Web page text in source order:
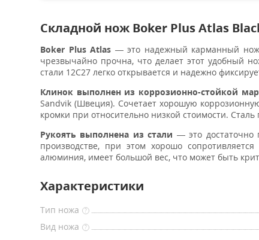
Складной нож Boker Plus Atlas
Boker Plus Atlas — это надежный карманный нож
чрезвычайно прочна, что делает этот удобный
стали 12C27 легко открывается и надежно
Клинок выполнен из коррозионно-стойкой
Sandvik (Швеция). Сочетает хорошую
кромки при относительно низкой стоимости.
Рукоять выполнена из стали — это достаточно
производстве, при этом хорошо
алюминия, имеет большой вес, что может быть
Характеристики
Тип ножа ?
Вид ножа ?